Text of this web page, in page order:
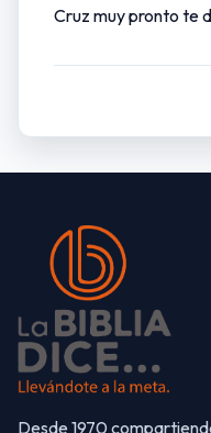
Cruz muy pronto te
Desde 1970